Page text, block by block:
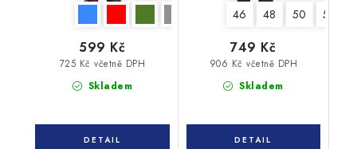
Skladem
725 Kč včetně DPH
599 Kč
46 48 50 52
Skladem
906 Kč včetně DPH
749 Kč